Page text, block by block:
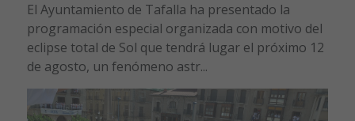
El Ayuntamiento de Tafalla ha presentado la
programación especial organizada con motivo del
eclipse total de Sol que tendrá lugar el próximo 12
de agosto, un fenómeno astr...